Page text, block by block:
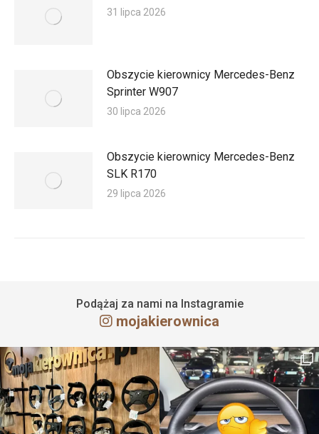
31 lipca 2026
Obszycie kierownicy Mercedes-Benz
Sprinter W907
30 lipca 2026
Obszycie kierownicy Mercedes-Benz
SLK R170
29 lipca 2026
Podążaj za nami na Instagramie
mojakierownica